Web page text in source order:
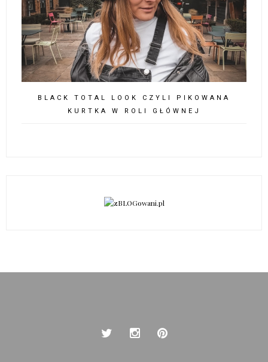
BLACK TOTAL LOOK CZYLI PIKOWANA
KURTKA W ROLI GŁÓWNEJ